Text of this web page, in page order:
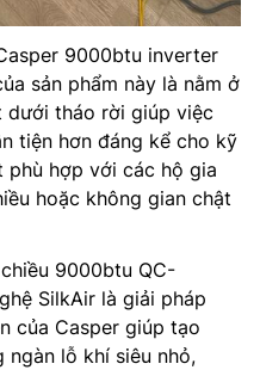
9000btu inverter
sản phẩm này là nằm ở
dưới tháo rời giúp việc
tiện hơn đáng kể cho kỹ
hợp với các hộ gia
hoặc không gian chật
9000btu QC-
SilkAir là giải pháp
của Casper giúp tạo
ngàn lỗ khí siêu nhỏ,